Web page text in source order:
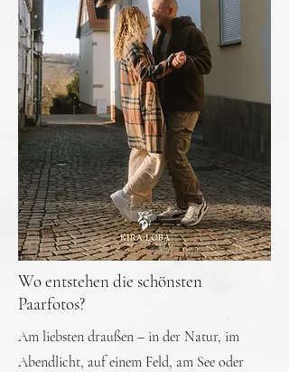
Wo entstehen die schönsten
Paarfotos?
Am liebsten draußen – in der Natur, im
Abendlicht, auf einem Feld, am See oder